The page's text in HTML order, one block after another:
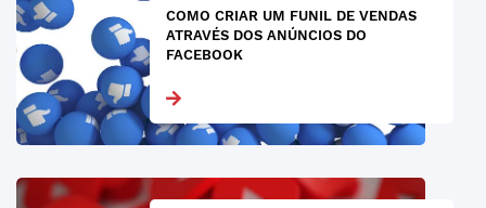
COMO CRIAR UM FUNIL DE VENDAS
ATRAVÉS DOS ANÚNCIOS DO
FACEBOOK